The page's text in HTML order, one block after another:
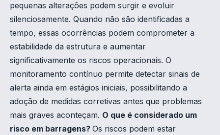
pequenas alterações podem surgir e evoluir
silenciosamente. Quando não são identificadas a
tempo, essas ocorrências podem comprometer a
estabilidade da estrutura e aumentar
significativamente os riscos operacionais. O
monitoramento contínuo permite detectar sinais de
alerta ainda em estágios iniciais, possibilitando a
adoção de medidas corretivas antes que problemas
mais graves aconteçam. O que é considerado um
risco em barragens? Os riscos podem estar